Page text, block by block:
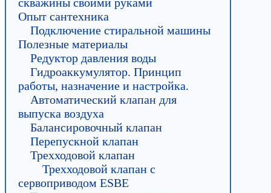
Опыт сантехника
Подключение стиральной машины
Полезные материалы
Редуктор давления воды
Гидроаккумулятор. Принцип
работы, назначение и настройка.
Автоматический клапан для
выпуска воздуха
Балансировочный клапан
Перепускной клапан
Трехходовой клапан
Трехходовой клапан с
сервоприводом ESBE